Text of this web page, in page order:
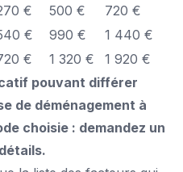
€ 500 €
720 €
€ 990 €
1 440 €
€ 1 320 €
1 920 €
pouvant différer
de déménagement à
choisie : demandez un